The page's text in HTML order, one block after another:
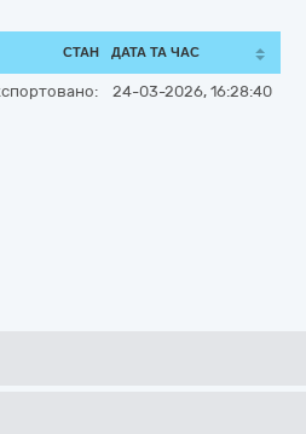
СТАН ДАТА ТА ЧАС
24-03-2026, 16:28:40